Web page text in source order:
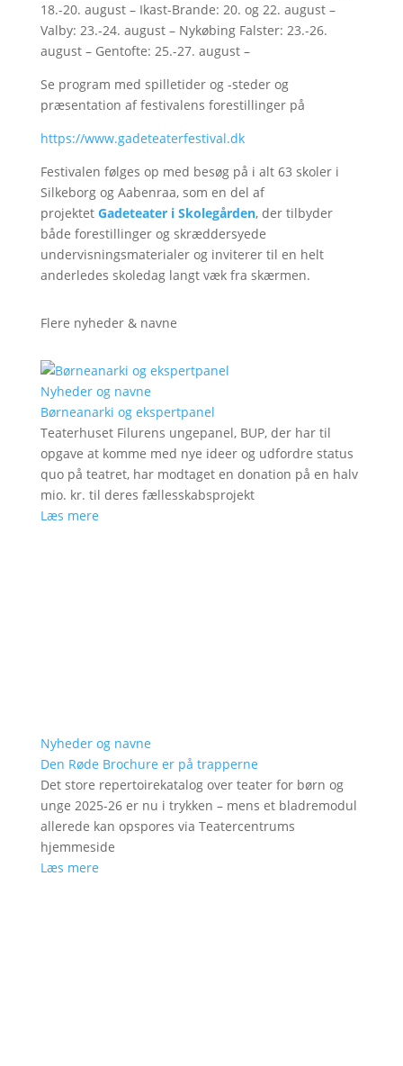
18.-20. august – Ikast-Brande: 20. og 22. august –
Valby: 23.-24. august – Nykøbing Falster: 23.-26.
august – Gentofte: 25.-27. august –
Se program med spilletider og -steder og
præsentation af festivalens forestillinger på
https://www.gadeteaterfestival.dk
Festivalen følges op med besøg på i alt 63 skoler i
Silkeborg og Aabenraa, som en del af
projektet Gadeteater i Skolegården, der tilbyder
både forestillinger og skræddersyede
undervisningsmaterialer og inviterer til en helt
anderledes skoledag langt væk fra skærmen.
Flere nyheder & navne
Nyheder og navne
Børneanarki og ekspertpanel
Teaterhuset Filurens ungepanel, BUP, der har til
opgave at komme med nye ideer og udfordre status
quo på teatret, har modtaget en donation på en halv
mio. kr. til deres fællesskabsprojekt
Læs mere
Nyheder og navne
Den Røde Brochure er på trapperne
Det store repertoirekatalog over teater for børn og
unge 2025-26 er nu i trykken – mens et bladremodul
allerede kan opspores via Teatercentrums
hjemmeside
Læs mere